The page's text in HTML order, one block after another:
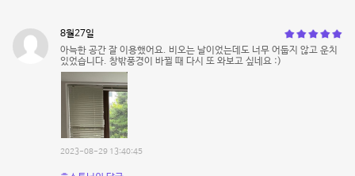
8월27일
아늑한 공간 잘 이용했어요. 비오는 날이었는데도 너무 어둡지 않고 운치
있었습니다. 창밖풍경이 바뀔 때 다시 또 와보고 싶네요 :)
2023-08-29 13:40:45